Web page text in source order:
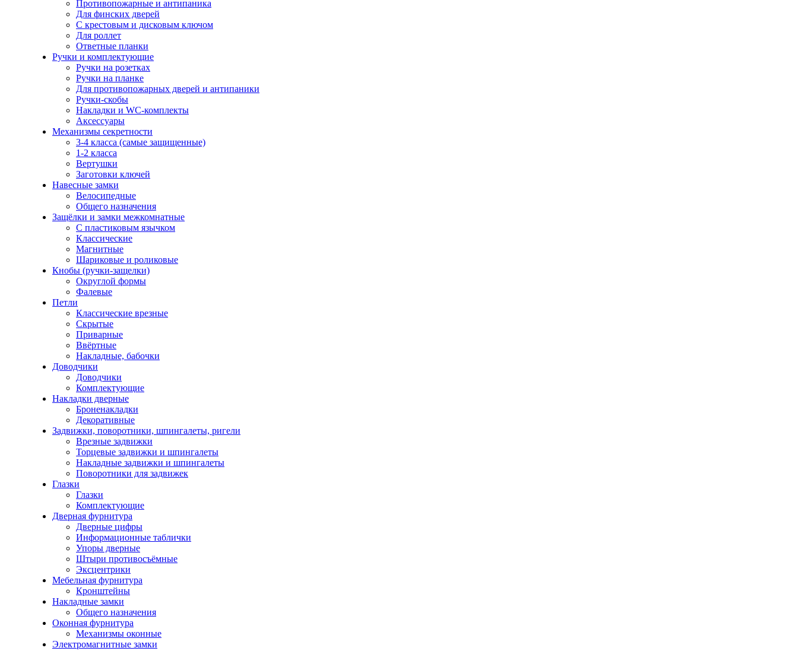
Противопожарные и антипаника
Для финских дверей
С крестовым и дисковым ключом
Для роллет
Ответные планки
Ручки и комплектующие
Ручки на розетках
Ручки на планке
Для противопожарных дверей и антипаники
Ручки-скобы
Накладки и WC-комплекты
Аксессуары
Механизмы секретности
3-4 класса (самые защищенные)
1-2 класса
Вертушки
Заготовки ключей
Навесные замки
Велосипедные
Общего назначения
Защёлки и замки межкомнатные
С пластиковым язычком
Классические
Магнитные
Шариковые и роликовые
Кнобы (ручки-защелки)
Округлой формы
Фалевые
Петли
Классические врезные
Скрытые
Приварные
Ввёртные
Накладные, бабочки
Доводчики
Доводчики
Комплектующие
Накладки дверные
Броненакладки
Декоративные
Задвижки, поворотники, шпингалеты, ригели
Врезные задвижки
Торцевые задвижки и шпингалеты
Накладные задвижки и шпингалеты
Поворотники для задвижек
Глазки
Глазки
Комплектующие
Дверная фурнитура
Дверные цифры
Информационные таблички
Упоры дверные
Штыри противосъёмные
Эксцентрики
Мебельная фурнитура
Кронштейны
Накладные замки
Общего назначения
Оконная фурнитура
Механизмы оконные
Электромагнитные замки